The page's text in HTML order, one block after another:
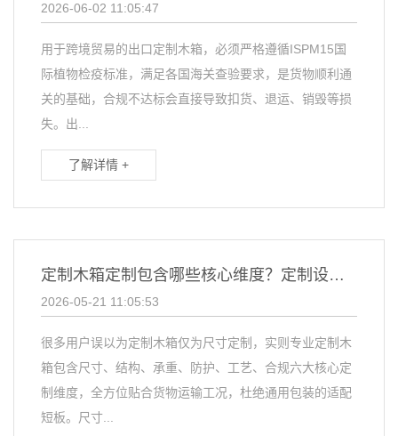
2026-06-02 11:05:47
用于跨境贸易的出口定制木箱，必须严格遵循ISPM15国
际植物检疫标准，满足各国海关查验要求，是货物顺利通
关的基础，合规不达标会直接导致扣货、退运、销毁等损
失。出...
了解详情 +
定制木箱定制包含哪些核心维度？定制设计重点是什么？
2026-05-21 11:05:53
很多用户误以为定制木箱仅为尺寸定制，实则专业定制木
箱包含尺寸、结构、承重、防护、工艺、合规六大核心定
制维度，全方位贴合货物运输工况，杜绝通用包装的适配
短板。尺寸...